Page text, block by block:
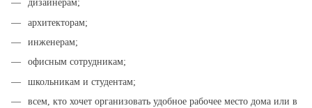
дизайнерам;
архитекторам;
инженерам;
офисным сотрудникам;
школьникам и студентам;
всем, кто хочет организовать удобное рабочее место дома или в